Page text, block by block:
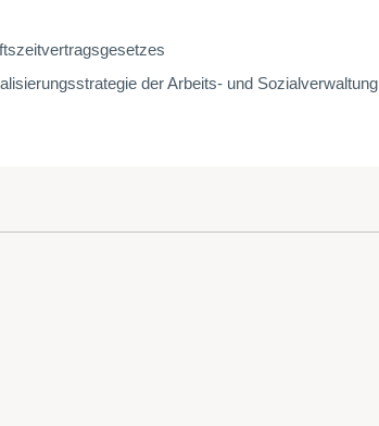
der Arbeits- und Sozialverwaltung